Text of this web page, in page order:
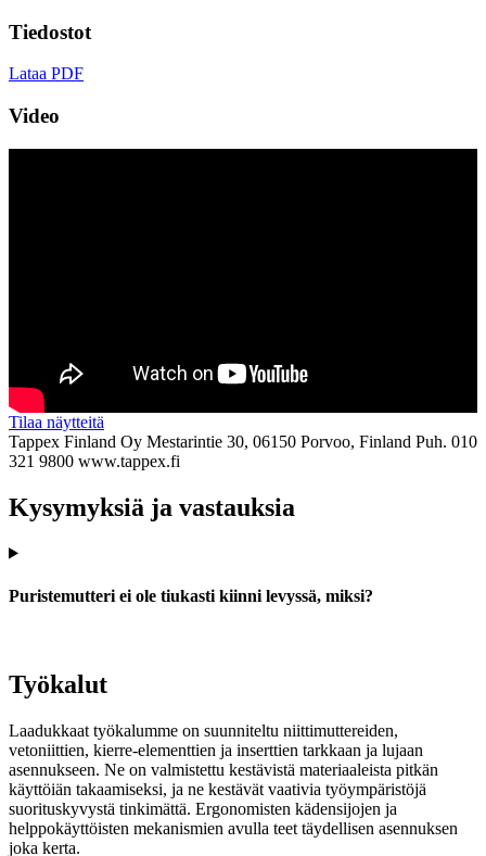
Tiedostot
Lataa PDF
Video
Tilaa näytteitä
Tappex Finland Oy Mestarintie 30, 06150 Porvoo, Finland Puh. 010
321 9800 www.tappex.fi
Kysymyksiä ja vastauksia
Puristemutteri ei ole tiukasti kiinni levyssä, miksi?
Työkalut
Laadukkaat työkalumme on suunniteltu niittimuttereiden,
vetoniittien, kierre-elementtien ja inserttien tarkkaan ja lujaan
asennukseen. Ne on valmistettu kestävistä materiaaleista pitkän
käyttöiän takaamiseksi, ja ne kestävät vaativia työympäristöjä
suorituskyvystä tinkimättä. Ergonomisten kädensijojen ja
helppokäyttöisten mekanismien avulla teet täydellisen asennuksen
joka kerta.